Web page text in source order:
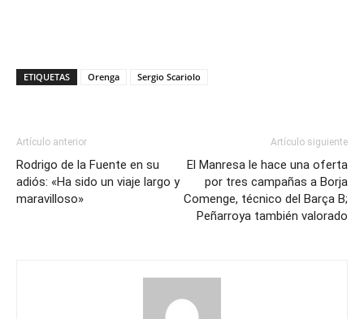
ETIQUETAS Orenga Sergio Scariolo
Artículo anterior
Rodrigo de la Fuente en su
adiós: «Ha sido un viaje largo y
maravilloso»
Artículo siguiente
El Manresa le hace una oferta
por tres campañas a Borja
Comenge, técnico del Barça B;
Peñarroya también valorado